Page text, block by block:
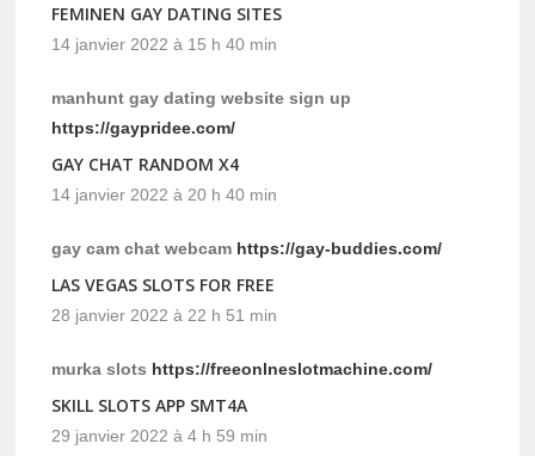
FEMINEN GAY DATING SITES
14 janvier 2022 à 15 h 40 min
manhunt gay dating website sign up
https://gaypridee.com/
GAY CHAT RANDOM X4
14 janvier 2022 à 20 h 40 min
gay cam chat webcam https://gay-buddies.com/
LAS VEGAS SLOTS FOR FREE
28 janvier 2022 à 22 h 51 min
murka slots https://freeonlneslotmachine.com/
SKILL SLOTS APP SMT4A
29 janvier 2022 à 4 h 59 min